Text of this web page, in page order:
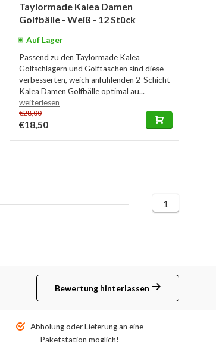
Taylormade Kalea Damen
Golfbälle - Weiß - 12 Stück
Auf Lager
Passend zu den Taylormade Kalea
Golfschlägern und Golftaschen sind diese
verbesserten, weich anfühlenden 2-Schicht
Kalea Damen Golfbälle optimal au...
weiterlesen
€28,00
€18,50
1
Bewertung hinterlassen
Abholung oder Lieferung an eine
Paketstation möglich!